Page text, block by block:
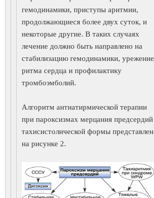
гемодинамики, приступы аритмии,
продолжающиеся более двух суток, и
некоторые другие. В таких случаях
лечение должно быть направлено на
стабилизацию гемодинамики, урежение
ритма сердца и профилактику
тромбоэмболий.
Алгоритм антиатирмической терапии
при пароксизмах мерцания предсердий
тахисистолической формы представлен
на рисунке 2.